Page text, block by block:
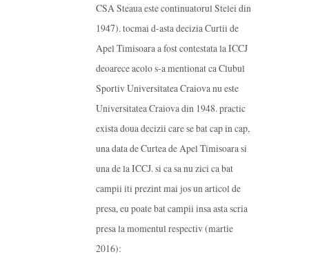
CSA Steaua este continuatorul Stelei din
1947). tocmai d-asta decizia Curtii de
Apel Timisoara a fost contestata la ICCJ
deoarece acolo s-a mentionat ca Clubul
Sportiv Universitatea Craiova nu este
Universitatea Craiova din 1948. practic
exista doua decizii care se bat cap in cap,
una data de Curtea de Apel Timisoara si
una de la ICCJ. si ca sa nu zici ca bat
campii iti prezint mai jos un articol de
presa, eu poate bat campii insa asta scria
presa la momentul respectiv (martie
2016):